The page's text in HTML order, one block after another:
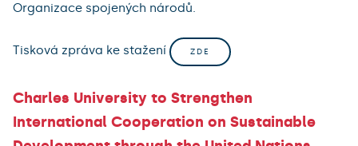
Organizace spojených národů.
Tisková zpráva ke stažení ZDE
Charles University to Strengthen
International Cooperation on Sustainable